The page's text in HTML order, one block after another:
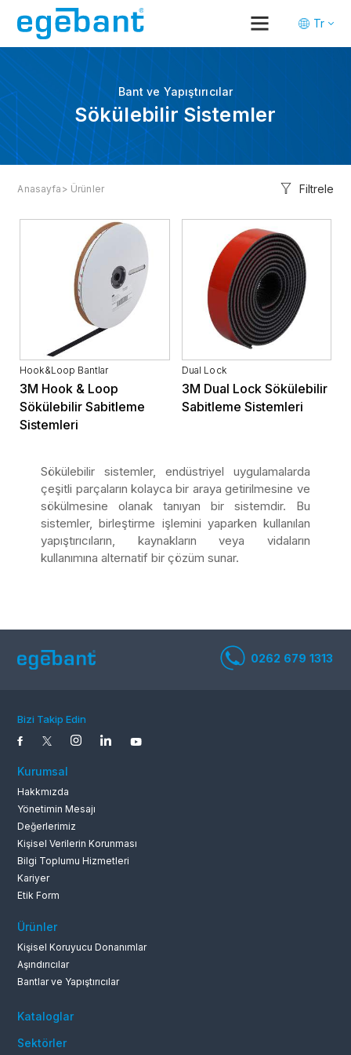
Tr
En
Bant ve Yapıştırıcılar
Sökülebilir Sistemler
Anasayfa > Ürünler Filtrele
Dual Lock
3M Dual Lock Sökülebilir
Sabitleme Sistemleri
Hook&Loop Bantlar
3M Hook & Loop
Sökülebilir Sabitleme
Sistemleri
Sökülebilir sistemler, endüstriyel uygulamalarda
çeşitli parçaların kolayca bir araya getirilmesine ve
sökülmesine olanak tanıyan bir sistemdir. Bu
sistemler, birleştirme işlemini yaparken kullanılan
yapıştırıcıların, kaynakların veya vidaların
kullanımına alternatif bir çözüm sunar.
Bizi Takip Edin
Kurumsal
Hakkmızda
Yönetimin Mesajı
Değerlerimiz
Kişisel Verilerin Korunması
Bilgi Toplumu Hizmetleri
Kariyer
Etik Form
Ürünler
Kişisel Koruyucu Donanımlar
Aşındırıcılar
Bantlar ve Yapıştırıcılar
Kataloglar
Sektörler